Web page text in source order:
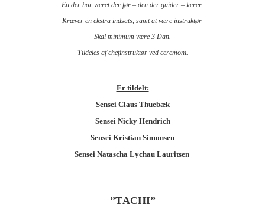
En der har været der før – den der guider – lærer.
Kræver en ekstra indsats, samt at være instruktør
Skal minimum være 3 Dan.
Tildeles af chefinstruktør ved ceremoni.
Er tildelt:
Sensei Claus Thuebæk
Sensei Nicky Hendrich
Sensei Kristian Simonsen
Sensei Natascha Lychau Lauritsen
”TACHI”